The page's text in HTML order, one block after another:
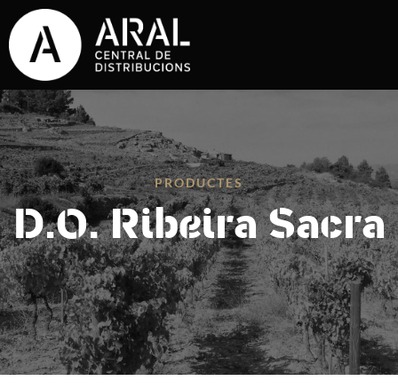
PRODUCTES
D.O. Ribeira Sacra